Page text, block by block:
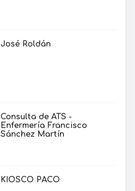
José Roldán
Consulta de ATS -
Enfermería Francisco
Sánchez Martín
KIOSCO PACO